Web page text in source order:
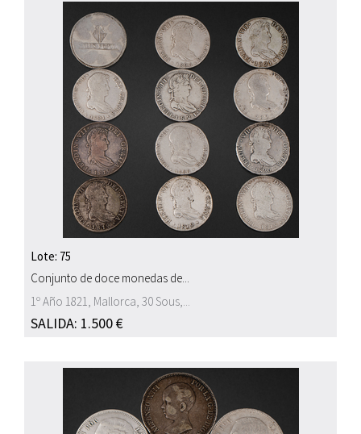
Lote: 75
Conjunto de doce monedas de...
1º Año 1821, Mallorca, 30 Sous,...
SALIDA: 1.500 €